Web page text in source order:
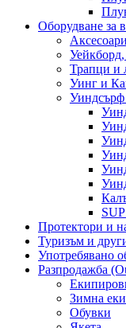
Оборудване за
Трапци и
Уинг и
Уиндсърф
Протектори и
Туризъм и
Употребявано
Разпродажба
Зимна
Обувки